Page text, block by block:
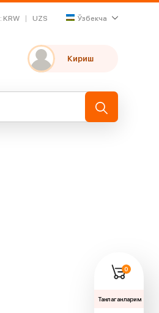
: KRW UZS Ўзбекча
Кириш
0
Танлаганларим